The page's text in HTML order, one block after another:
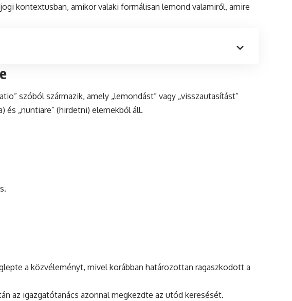
kontextusban, amikor valaki formálisan lemond valamiről, amire
szóból származik, amely „lemondást” vagy „visszautasítást”
és „nuntiare” (hirdetni) elemekből áll.
a közvéleményt, mivel korábban határozottan ragaszkodott a
az igazgatótanács azonnal megkezdte az utód keresését.